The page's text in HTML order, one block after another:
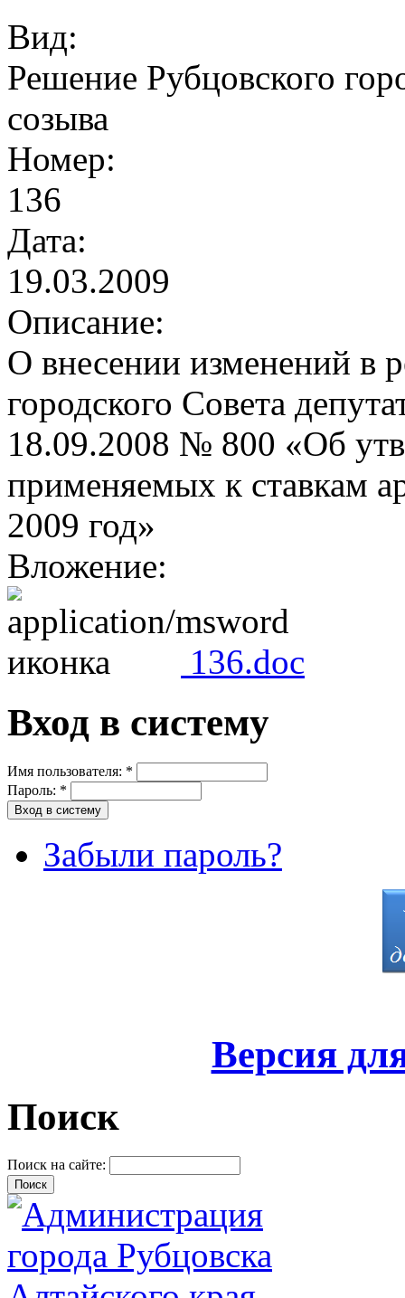
Вид:
Решение Рубцовского
созыва
Номер:
136
Дата:
19.03.2009
Описание:
О внесении изменений в
городского Совета
18.09.2008 № 800 «Об
применяемых к ставкам
2009 год»
Вложение:
136.doc
Вход в систему
Имя пользователя: *
Пароль: *
Забыли пароль?
Версия
Поиск
Поиск на сайте: